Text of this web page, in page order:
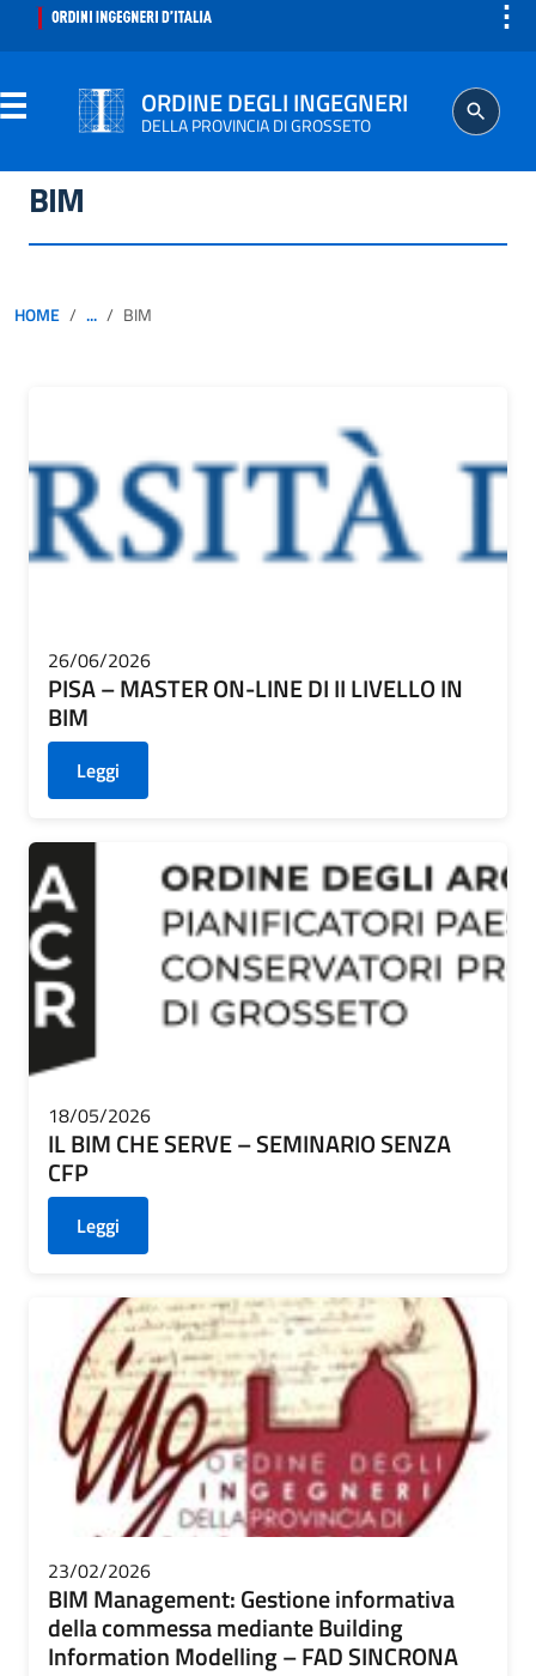
⋮
ORDINE DEGLI INGEGNERI
DELLA PROVINCIA DI GROSSETO
ORDINE
AGGIORNAMENTO PROFESSIONALE
CONTATTI
BIM
HOME ... BIM
26/06/2026
PISA – MASTER ON-LINE DI II LIVELLO IN
BIM
Leggi
18/05/2026
IL BIM CHE SERVE – SEMINARIO SENZA
CFP
Leggi
23/02/2026
BIM Management: Gestione informativa
della commessa mediante Building
Information Modelling – FAD SINCRONA